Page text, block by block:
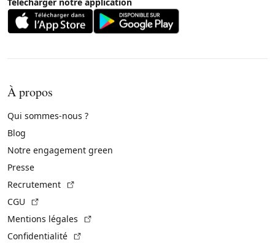
À propos
Qui sommes-nous ?
Blog
Notre engagement green
Presse
Recrutement
CGU
Mentions légales
Confidentialité